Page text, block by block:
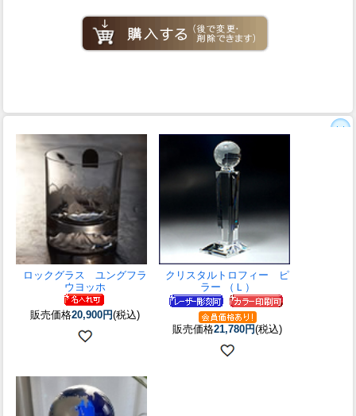
ロックグラス ユングフラ
ウヨッホ
販売価格20,900円(税込)
クリスタルトロフィー ピ
ラー （Ｌ）
販売価格21,780円(税込)